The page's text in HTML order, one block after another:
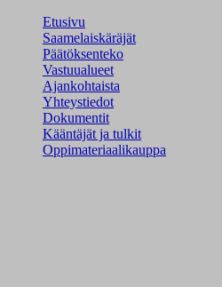
Etusivu
Saamelaiskäräjät
Päätöksenteko
Vastuualueet
Ajankohtaista
Yhteystiedot
Dokumentit
Kääntäjät ja tulkit
Oppimateriaalikauppa